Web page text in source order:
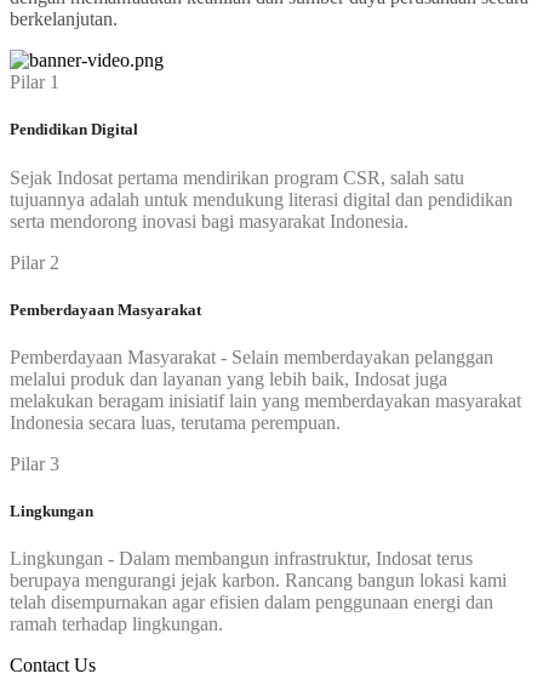
berkelanjutan.
Pilar 1
Pendidikan Digital
Sejak Indosat pertama mendirikan program CSR, salah satu
tujuannya adalah untuk mendukung literasi digital dan pendidikan
serta mendorong inovasi bagi masyarakat Indonesia.
Pilar 2
Pemberdayaan Masyarakat
Pemberdayaan Masyarakat - Selain memberdayakan pelanggan
melalui produk dan layanan yang lebih baik, Indosat juga
melakukan beragam inisiatif lain yang memberdayakan masyarakat
Indonesia secara luas, terutama perempuan.
Pilar 3
Lingkungan
Lingkungan - Dalam membangun infrastruktur, Indosat terus
berupaya mengurangi jejak karbon. Rancang bangun lokasi kami
telah disempurnakan agar efisien dalam penggunaan energi dan
ramah terhadap lingkungan.
Contact Us